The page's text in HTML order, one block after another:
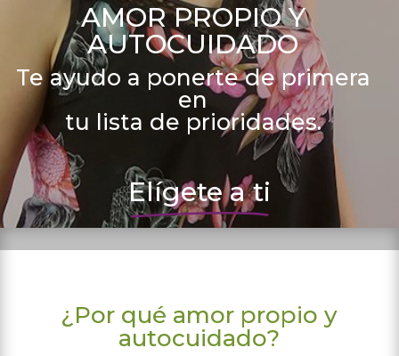
AMOR PROPIO Y
AUTOCUIDADO
Te ayudo a ponerte de primera
en
tu lista de prioridades.
Elígete a ti
¿Por qué amor propio y
autocuidado?